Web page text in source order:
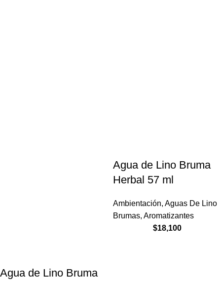
Agua de Lino Bruma
Agua de Lino Bruma
Herbal 57 ml
Ambientación, Aguas De Lino
Brumas, Aromatizantes
$18,100